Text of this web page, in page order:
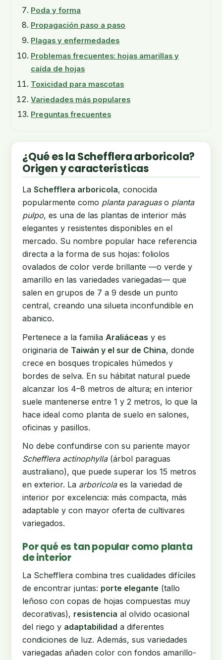
Poda y forma
Propagación paso a paso
Plagas y enfermedades
Problemas frecuentes: hojas amarillas y
caída de hojas
Toxicidad para mascotas
Variedades más populares
Preguntas frecuentes
¿Qué es la Schefflera arboricola?
Origen y características
La Schefflera arboricola, conocida
popularmente como planta paraguaso planta
pulpo, es una de las plantas de interior más
elegantes y resistentes disponibles en el
mercado. Su nombre popular hace referencia
directa a la forma de sus hojas: foliolos
ovalados de color verde brillante —o verde y
amarillo en las variedades variegadas— que
salen en grupos de 7 a 9 desde un punto
central, creando una silueta inconfundible en
abanico.
Pertenece a la familia Araliáceas y es
originaria de Taiwán y el sur de China, donde
crece en bosques tropicales húmedos y
bordes de selva. En su hábitat natural puede
alcanzar los 4–8 metros de altura; en interior
suele mantenerse entre 1 y 2 metros, lo que la
hace ideal como planta de suelo en salones,
oficinas y pasillos.
No debe confundirse con su pariente mayor
Schefflera actinophylla(árbol paraguas
australiano), que puede superar los 15 metros
en exterior. La arboricolaes la variedad de
interior por excelencia: más compacta, más
adaptable y con mayor oferta de cultivares
variegados.
Por qué es tan popular como planta
de interior
La Schefflera combina tres cualidades difíciles
de encontrar juntas: porte elegante (tallo
leñoso con copas de hojas compuestas muy
decorativas), resistencia al olvido ocasional
del riego y adaptabilidad a diferentes
condiciones de luz. Además, sus variedades
variegadas añaden color con fondos amarillo-